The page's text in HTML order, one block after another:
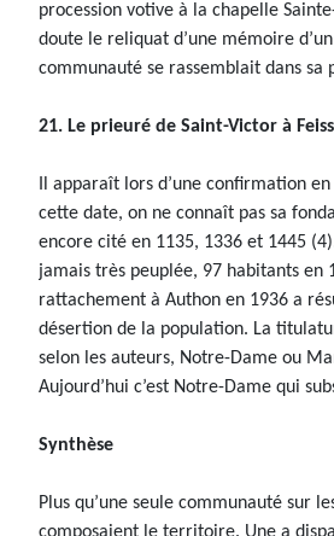
procession votive à la chapelle
doute le reliquat d’une mémoire
communauté se rassemblait dans sa
21. Le prieuré de Saint-Victor à
Il apparaît lors d’une confirmation
cette date, on ne connaît pas sa
encore cité en 1135, 1336 et 1445
jamais très peuplée, 97 habitants en
rattachement à Authon en 1936 a
désertion de la population. La
selon les auteurs, Notre-Dame ou
Aujourd’hui c’est Notre-Dame qui
Synthèse
Plus qu’une seule communauté sur